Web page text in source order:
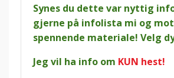
Synes du dette var nyttig
gjerne på infolista mi og
spennende materiale! Velg
Jeg vil ha info om KUN hest!